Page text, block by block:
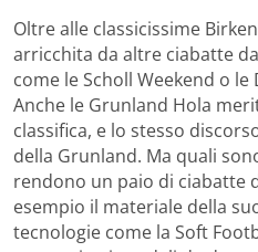
Oltre alle classicissime
arricchita da altre ciabatte
come le Scholl Weekend o
Anche le Grunland Hola
classifica, e lo stesso
della Grunland. Ma quali
rendono un paio di ciabatte
esempio il materiale della
tecnologie come la Soft